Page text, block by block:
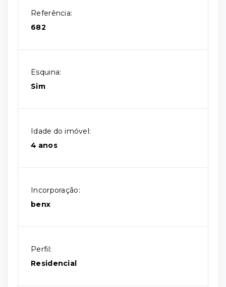
Referência:
682
Esquina:
Sim
Idade do imóvel:
4 anos
Incorporação:
benx
Perfil:
Residencial